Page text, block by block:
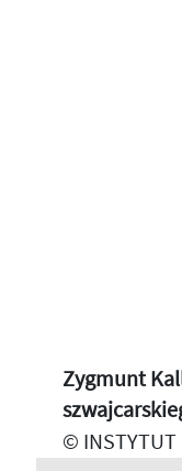
Zygmunt
© INSTYTUT